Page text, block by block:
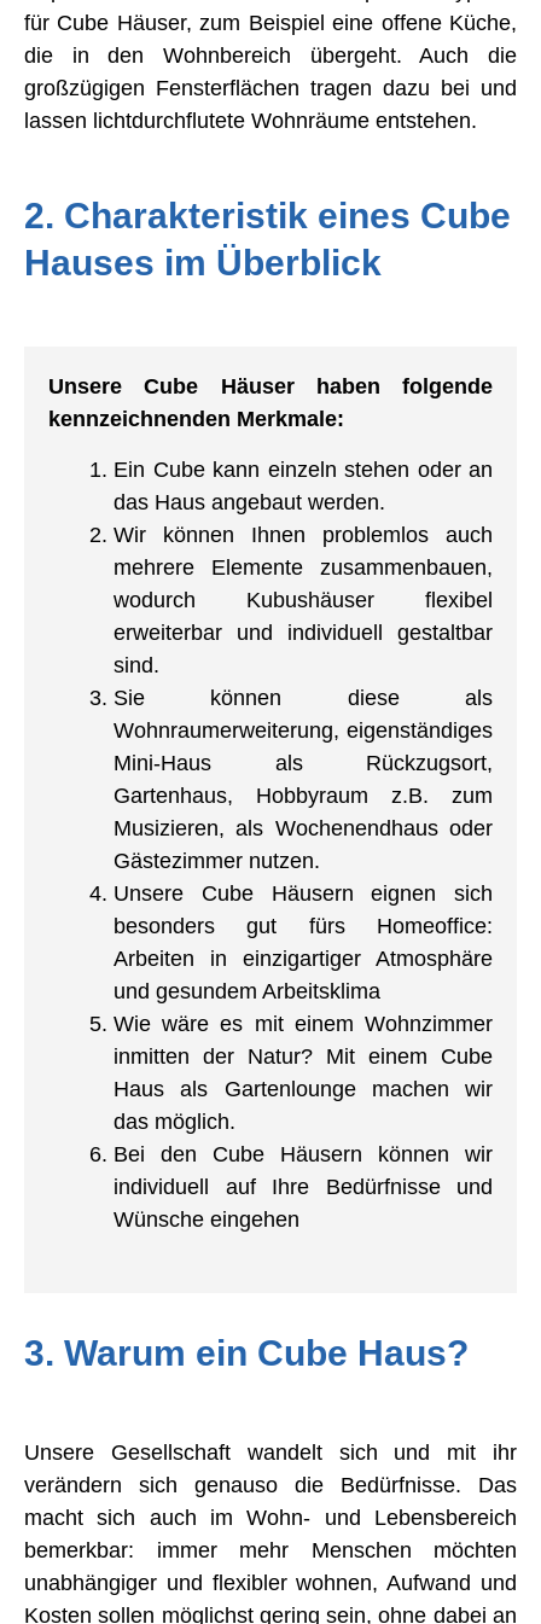
für Cube Häuser, zum Beispiel eine offene Küche,
die in den Wohnbereich übergeht. Auch die
großzügigen Fensterflächen tragen dazu bei und
lassen lichtdurchflutete Wohnräume entstehen.
2. Charakteristik eines Cube
Hauses im Überblick
Unsere Cube Häuser haben folgende
kennzeichnenden Merkmale:
Ein Cube kann einzeln stehen oder an
das Haus angebaut werden.
Wir können Ihnen problemlos auch
mehrere Elemente zusammenbauen,
wodurch Kubushäuser flexibel
erweiterbar und individuell gestaltbar
sind.
Sie können diese als
Wohnraumerweiterung, eigenständiges
Mini-Haus als Rückzugsort,
Gartenhaus, Hobbyraum z.B. zum
Musizieren, als Wochenendhaus oder
Gästezimmer nutzen.
Unsere Cube Häusern eignen sich
besonders gut fürs Homeoffice:
Arbeiten in einzigartiger Atmosphäre
und gesundem Arbeitsklima
Wie wäre es mit einem Wohnzimmer
inmitten der Natur? Mit einem Cube
Haus als Gartenlounge machen wir
das möglich.
Bei den Cube Häusern können wir
individuell auf Ihre Bedürfnisse und
Wünsche eingehen
3. Warum ein Cube Haus?
Unsere Gesellschaft wandelt sich und mit ihr
verändern sich genauso die Bedürfnisse. Das
macht sich auch im Wohn- und Lebensbereich
bemerkbar: immer mehr Menschen möchten
unabhängiger und flexibler wohnen, Aufwand und
Kosten sollen möglichst gering sein, ohne dabei an